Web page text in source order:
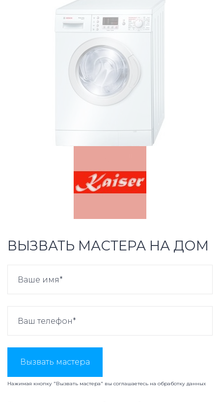
ВЫЗВАТЬ МАСТЕРА НА ДОМ
Вызвать мастера
Нажимая кнопку "Вызвать мастера" вы соглашаетесь на обработку данных